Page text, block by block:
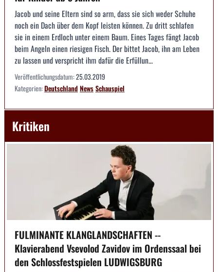
Jacob und seine Eltern sind so arm, dass sie sich weder Schuhe
noch ein Dach über dem Kopf leisten können. Zu dritt schlafen
sie in einem Erdloch unter einem Baum. Eines Tages fängt Jacob
beim Angeln einen riesigen Fisch. Der bittet Jacob, ihn am Leben
zu lassen und verspricht ihm dafür die Erfüllun...
Veröffentlichungsdatum:25.03.2019
Kategorien:DeutschlandNewsSchauspiel
Kritiken
FULMINANTE KLANGLANDSCHAFTEN --
Klavierabend Vsevolod Zavidov im Ordenssaal bei
den Schlossfestspielen LUDWIGSBURG